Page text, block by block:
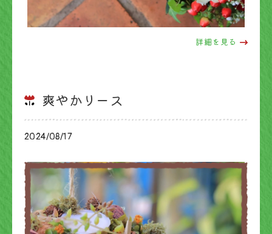
詳細を見る
爽やかリース
2024/08/17